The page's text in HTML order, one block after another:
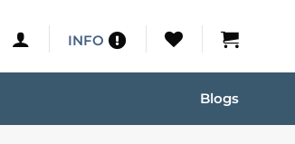
INFO
Blogs